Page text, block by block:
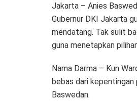
Jakarta – Anies
Gubernur DKI Jakarta
mendatang. Tak sulit
guna menetapkan
Nama Darma – Kun
bebas dari kepentingan
Baswedan.